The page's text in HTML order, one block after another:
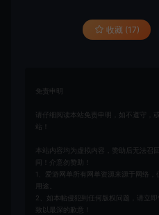
收藏 (17)
免责申明
请仔细阅读本站免责申明，如不遵守，
站！
本站内容均为虚拟内容，赞助后无法召
间！介意勿赞助！
1、爱游网单所有网单资源来源于网络
用途。
2、如本帖侵犯到任何版权问题，请立
致以最深的歉意！